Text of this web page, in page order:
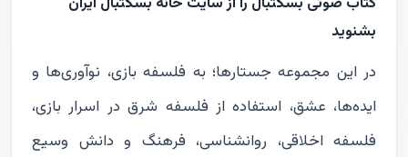
بشنوید
در این مجموعه جستارها؛ به فلسفه بازی، نوآوری‌ها و
ایده‌ها، عشق، استفاده از فلسفه شرق در اسرار بازی،
فلسفه اخلاقی، روانشناسی، فرهنگ و دانش وسیع